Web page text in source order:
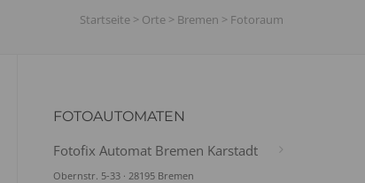
Startseite > Orte > Bremen > Fotoraum
FOTOAUTOMATEN
Fotofix Automat Bremen Karstadt
Obernstr. 5-33 · 28195 Bremen